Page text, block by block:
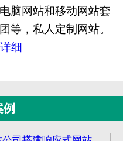
脑网站和移动网站套
等，私人定制网站。
细